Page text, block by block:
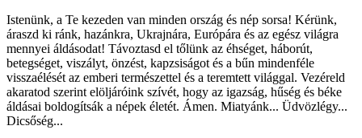
Istenünk, a Te kezeden van minden ország és nép sorsa! Kérünk,
áraszd ki ránk, hazánkra, Ukrajnára, Európára és az egész világra
mennyei áldásodat! Távoztasd el tőlünk az éhséget, háborút,
betegséget, viszályt, önzést, kapzsiságot és a bűn mindenféle
visszaélését az emberi természettel és a teremtett világgal. Vezéreld
akaratod szerint elöljáróink szívét, hogy az igazság, hűség és béke
áldásai boldogítsák a népek életét. Ámen. Miatyánk... Üdvözlégy...
Dicsőség...